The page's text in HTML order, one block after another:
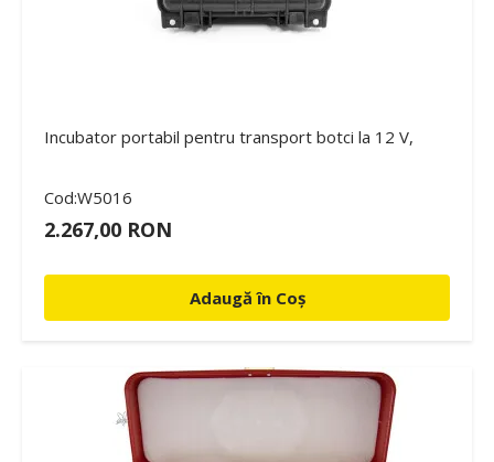
Incubator portabil pentru transport botci la 12 V,
Cod:W5016
2.267,00 RON
Adaugă în Coș